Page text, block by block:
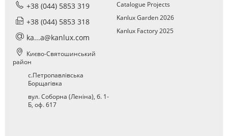
+38 (044) 5853 319
+38 (044) 5853 318
ka...a@kanlux.com
Києво-Святошинський
район
с.Петропавлівська
Борщагівка
вул. Соборна (Леніна), б. 1-
Б, оф. 617
Catalogue Projects
Kanlux Garden 2026
Kanlux Factory 2025